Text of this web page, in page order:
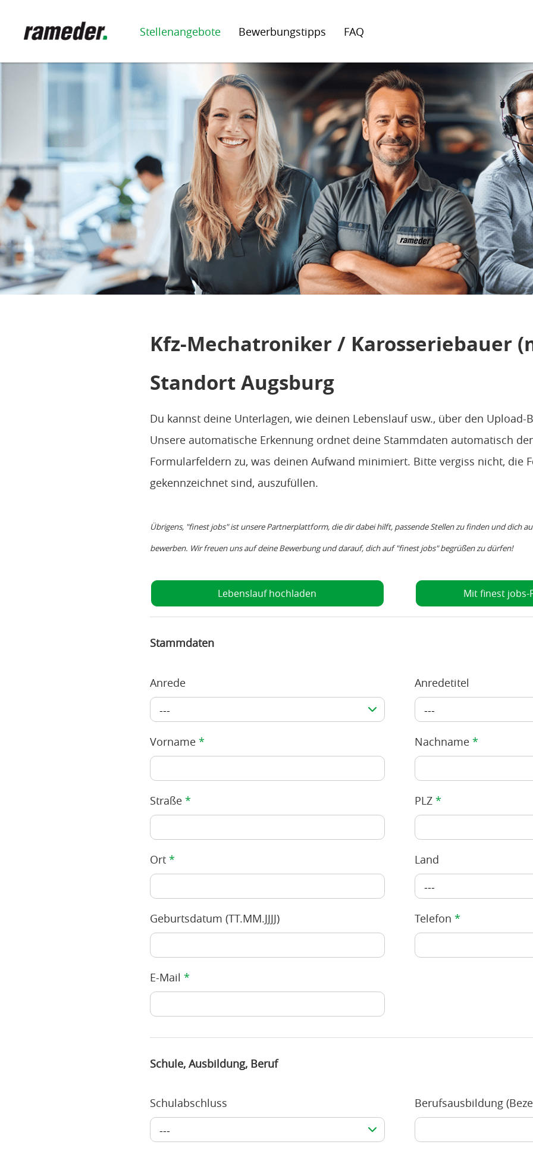
Stellenangebote Bewerbungstipps FAQ
Kfz-Mechatroniker / Karosseriebauer
Standort Augsburg
Du kannst deine Unterlagen, wie deinen Lebenslauf usw., über den Upload-
Unsere automatische Erkennung ordnet deine Stammdaten automatisch
Formularfeldern zu, was deinen Aufwand minimiert. Bitte vergiss nicht, die
gekennzeichnet sind, auszufüllen.
Übrigens, "finest jobs" ist unsere Partnerplattform, die dir dabei hilft, passende Stellen zu finden und dich
bewerben. Wir freuen uns auf deine Bewerbung und darauf, dich auf "finest jobs" begrüßen zu dürfen!
Lebenslauf hochladen Mit finest
Stammdaten
Anrede
---
Anredetitel
---
Vorname * Nachname*
Straße * PLZ*
Ort *
Land
---
Geburtsdatum (TT.MM.JJJJ) Telefon*
E-Mail *
Schule, Ausbildung, Beruf
Schulabschluss
---
Berufsausbildung